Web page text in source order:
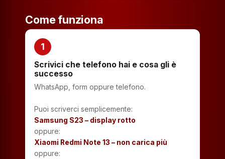
Come funziona
1
Scrivici che telefono hai e cosa gli è
successo
WhatsApp, form oppure telefono.
Puoi scriverci semplicemente:
Samsung S23 – display rotto
oppure:
Xiaomi Redmi Note 13 – non carica più
oppure: